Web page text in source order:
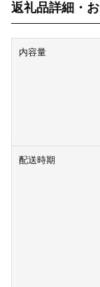
返礼品詳細・
内容量
配送時期